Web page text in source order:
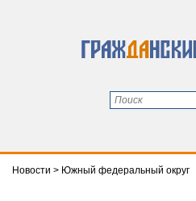
Новости > Южный федеральный округ